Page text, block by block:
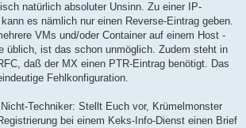
natürlich absoluter Unsinn. Zu einer IP-
es nämlich nur einen Reverse-Eintrag geben.
VMs und/oder Container auf einem Host -
üblich, ist das schon unmöglich. Zudem steht in
daß der MX einen PTR-Eintrag benötigt. Das
Fehlkonfiguration.
Techniker: Stellt Euch vor, Krümelmonster
bei einem Keks-Info-Dienst einen Brief